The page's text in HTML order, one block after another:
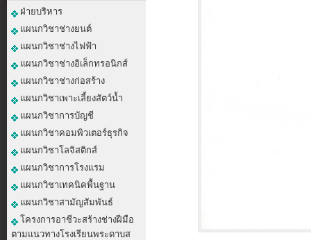
ฝ่ายบริหาร
แผนกวิชาช่างยนต์
แผนกวิชาช่างไฟฟ้า
แผนกวิชาช่างอิเล็กทรอนิกส์
แผนกวิชาช่างก่อสร้าง
แผนกวิชาเพาะเลี้ยงสัตว์น้ำ
แผนกวิชาการบัญชี
แผนกวิชาคอมพิวเตอร์ธุรกิจ
แผนกวิชาโลจิสติกส์
แผนกวิชาการโรงแรม
แผนกวิชาเทคนิคพื้นฐาน
แผนกวิชาสามัญสัมพันธ์
โครงการอาชีวะสร้างช่างฝีมือ
ตามแนวทางโรงเรียนพระดาบส